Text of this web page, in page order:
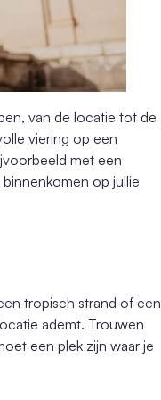
van de locatie tot de
viering op een
met een
op jullie
tropisch strand of een
ademt. Trouwen
een plek zijn waar je